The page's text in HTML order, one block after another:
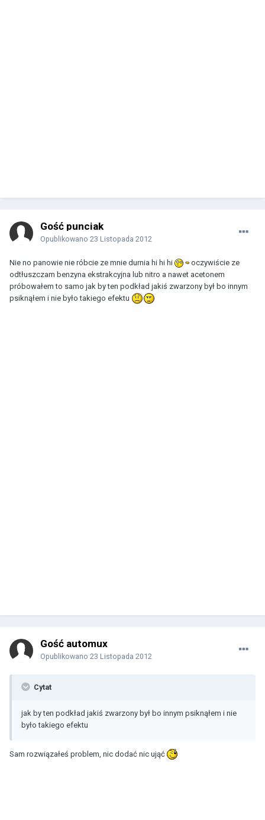
Gość punciak
Opublikowano 23 Listopada 2012
Nie no panowie nie róbcie ze mnie durnia hi hi hi
oczywiście ze
odtłuszczam benzyna ekstrakcyjna lub nitro a nawet acetonem
próbowałem to samo jak by ten podkład jakiś zwarzony był bo innym
psiknąłem i nie było takiego efektu
Gość automux
Opublikowano 23 Listopada 2012
Cytat
jak by ten podkład jakiś zwarzony był bo innym psiknąłem i nie
było takiego efektu
Sam rozwiązałeś problem, nic dodać nic ująć